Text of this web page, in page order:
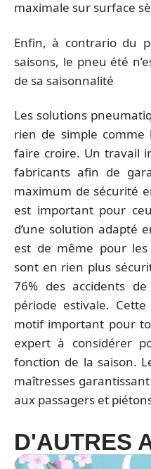
maximale sur surface
Enfin, à contrario du
saisons, le pneu été
de sa saisonnalité
Les solutions
rien de simple comme
faire croire. Un travail
fabricants afin de
maximum de sécurité
est important pour
d’une solution adapté
est de même pour
sont en rien plus
76% des accidents
période estivale.
motif important pour
expert à considérer
fonction de la saison.
maîtresses
aux passagers et
D'AUTRES